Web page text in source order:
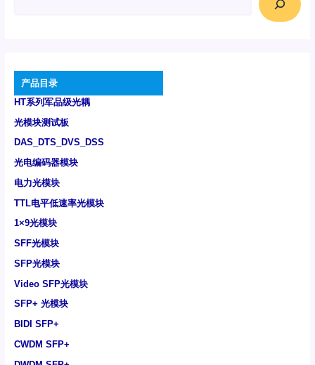
产品目录
HT系列军品级光耦
光模块测试板
DAS_DTS_DVS_DSS
光电编码器模块
电力光模块
TTL电平低速率光模块
1×9光模块
SFF光模块
SFP光模块
Video SFP光模块
SFP+ 光模块
BIDI SFP+
CWDM SFP+